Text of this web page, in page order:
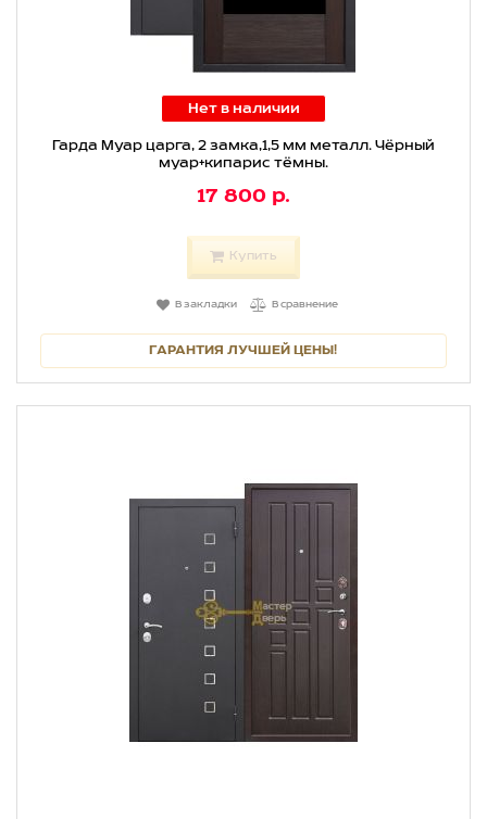
Нет в наличии
Гарда Муар царга, 2 замка,1,5 мм металл. Чёрный
муар+кипарис тёмны.
17 800 р.
Купить
В закладки В сравнение
ГАРАНТИЯ ЛУЧШЕЙ ЦЕНЫ!